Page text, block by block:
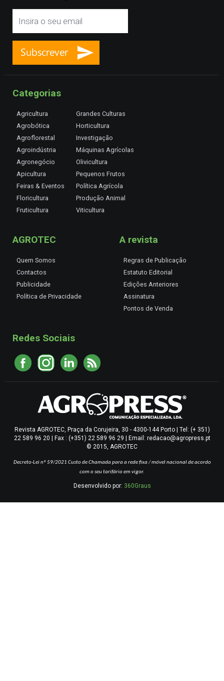
Categorias
Agricultura
Agrobótica
Agroflorestal
Agroindústria
Agronegócio
Apicultura
Feiras & Eventos
Floricultura
Fruticultura
Grandes Culturas
Horticultura
Investigação
Máquinas Agrícolas
Olivicultura
Pequenos Frutos
Política Agrícola
Produção Animal
Viticultura
AGROTEC
Quem Somos
Contactos
Publicidade
Política de Privacidade
A revista
Regras de Publicação
Estatuto Editorial
Edições Anteriores
Assinatura
Pontos de Venda
Redes Sociais
Revista AGROTEC, Praça da Corujeira, 30 - 4300-144 Porto | Tel: (+ 351)
22 589 96 20 | Fax : (+351) 22 589 96 29 | Email: redacao@agropress.pt
© 2015, AGROTEC
Decreto-Lei nº 59/2021 Custo de Chamada para a rede fixa / móvel nacional de acordo
com o seu tarifário em vigor.
Desenvolvido por: 360Graus